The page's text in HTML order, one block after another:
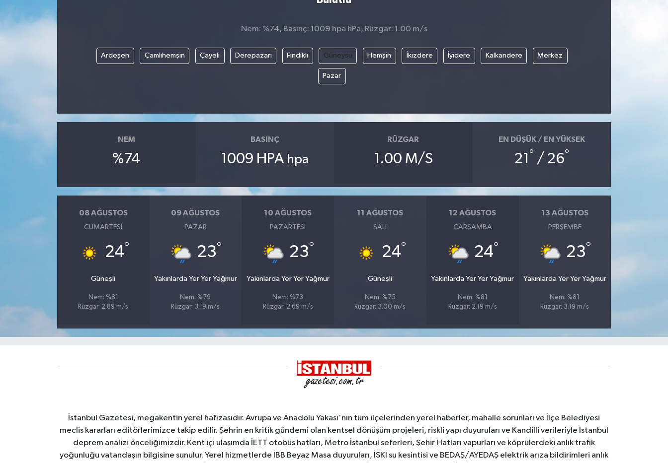
Nem: %74, Basınç: 1009 hpa hPa, Rüzgar: 1.00 m/s
Ardeşen Çamlıhemşin Çayeli Derepazarı Fındıklı Güneysu Hemşin İkizdere İyidere Kalkandere Merkez
Pazar
NEM
%74
BASINÇ
1009 HPA hpa
RÜZGAR
1.00 M/S
EN DÜŞÜK / EN YÜKSEK
21° / 26°
08 AĞUSTOS
CUMARTESI
24°
Güneşli
Nem: %81
Rüzgar: 2.89 m/s
09 AĞUSTOS
PAZAR
23°
Yakınlarda Yer Yer Yağmur
Nem: %79
Rüzgar: 3.19 m/s
10 AĞUSTOS
PAZARTESI
23°
Yakınlarda Yer Yer Yağmur
Nem: %73
Rüzgar: 2.69 m/s
11 AĞUSTOS
SALI
24°
Güneşli
Nem: %75
Rüzgar: 3.00 m/s
12 AĞUSTOS
ÇARŞAMBA
24°
Yakınlarda Yer Yer Yağmur
Nem: %81
Rüzgar: 2.19 m/s
13 AĞUSTOS
PERŞEMBE
23°
Yakınlarda Yer Yer Yağmur
Nem: %81
Rüzgar: 3.19 m/s
İstanbul Gazetesi, megakentin yerel hafızasıdır. Avrupa ve Anadolu Yakası'nın tüm ilçelerinden yerel haberler, mahalle sorunları ve İlçe Belediyesi
meclis kararları editörlerimizce takip edilir. Şehrin en kritik gündemi olan kentsel dönüşüm projeleri, riskli yapı duyuruları ve Kandilli verileriyle İstanbul
deprem analizi önceliğimizdir. Kent içi ulaşımda İETT otobüs hatları, Metro İstanbul seferleri, Şehir Hatları vapurları ve köprülerdeki anlık trafik
yoğunluğu vatandaşın bilgisine sunulur. Yerel hizmetlerde İBB Beyaz Masa duyuruları, İSKİ su kesintisi ve BEDAŞ/AYEDAŞ elektrik arıza bildirimleri anlık
BİLİM VE TEKNOLOJİ